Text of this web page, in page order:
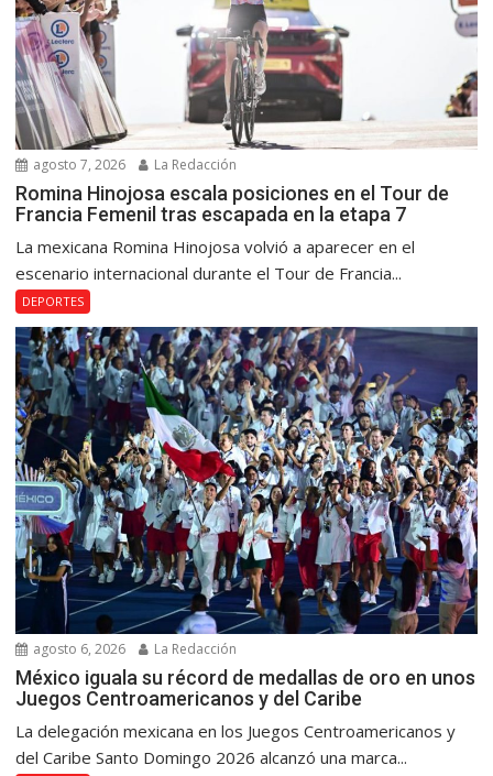
agosto 7, 2026 La Redacción
Romina Hinojosa escala posiciones en el Tour de
Francia Femenil tras escapada en la etapa 7
La mexicana Romina Hinojosa volvió a aparecer en el
escenario internacional durante el Tour de Francia...
DEPORTES
agosto 6, 2026 La Redacción
México iguala su récord de medallas de oro en unos
Juegos Centroamericanos y del Caribe
La delegación mexicana en los Juegos Centroamericanos y
del Caribe Santo Domingo 2026 alcanzó una marca...